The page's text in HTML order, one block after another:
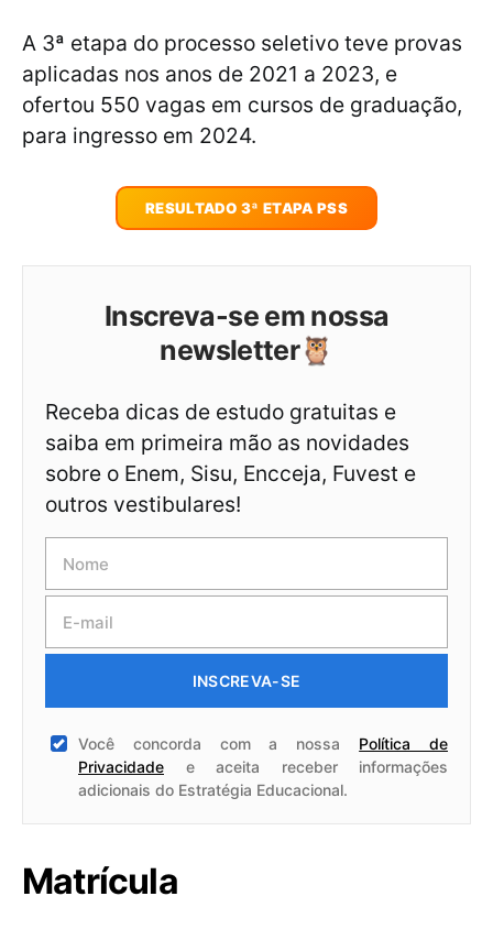
A 3ª etapa do processo seletivo teve provas
aplicadas nos anos de 2021 a 2023, e
ofertou 550 vagas em cursos de graduação,
para ingresso em 2024.
RESULTADO 3ª ETAPA PSS
Inscreva-se em nossa
newsletter🦉
Receba dicas de estudo gratuitas e
saiba em primeira mão as novidades
sobre o Enem, Sisu, Encceja, Fuvest e
outros vestibulares!
INSCREVA-SE
Você concorda com a nossa Política de
Privacidade e aceita receber informações
adicionais do Estratégia Educacional.
Matrícula